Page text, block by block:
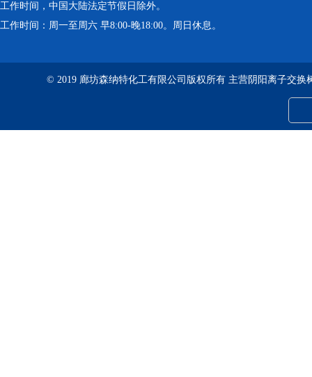
工作时间，中国大陆法定节假日除外。
工作时间：周一至周六 早8:00-晚18:00。周日休息。
© 2019 廊坊森纳特化工有限公司版权所有 主营阴阳离子交换